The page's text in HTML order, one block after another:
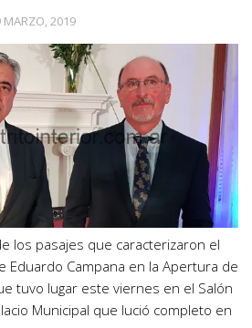
MARZO, 2019
los pasajes que caracterizaron el
Eduardo Campana en la Apertura de
tuvo lugar este viernes en el Salón
Municipal que lució completo en